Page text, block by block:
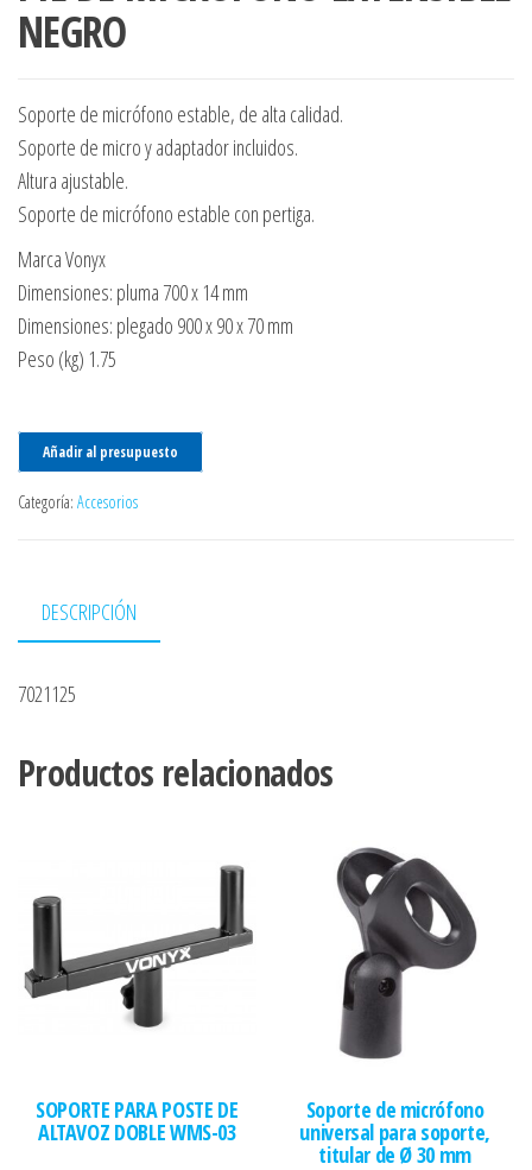
NEGRO
Soporte de micrófono estable, de alta calidad.
Soporte de micro y adaptador incluidos.
Altura ajustable.
Soporte de micrófono estable con pertiga.
Marca Vonyx
Dimensiones: pluma 700 x 14 mm
Dimensiones: plegado 900 x 90 x 70 mm
Peso (kg) 1.75
Añadir al presupuesto
Categoría: Accesorios
DESCRIPCIÓN
7021125
Productos relacionados
SOPORTE PARA POSTE DE
ALTAVOZ DOBLE WMS-03
Soporte de micrófono
universal para soporte,
titular de Ø 30 mm